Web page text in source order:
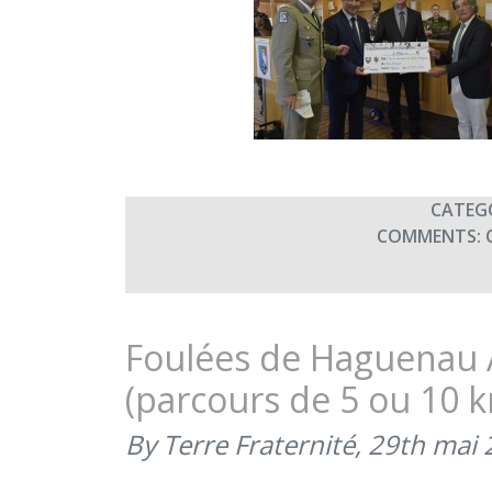
COMMENTS:
Foulées de
(parcours de 5 ou 10
By Terre Fraternité, 29th mai